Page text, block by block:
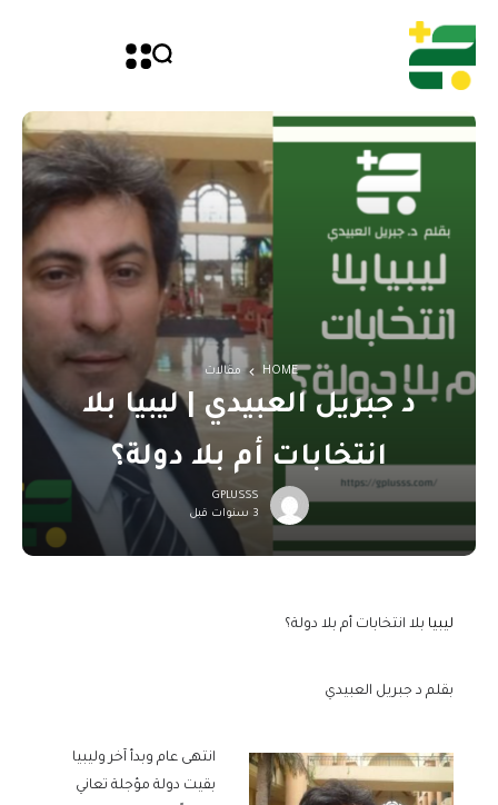
HOME مقالات
د جبريل العبيدي | ليبيا بلا
انتخابات أم بلا دولة؟
GPLUSSS
3 سنوات قبل
ليبيا بلا انتخابات أم بلا دولة؟
بقلم د جبريل العبيدي
انتهى عام وبدأ آخر وليبيا
بقيت دولة مؤجلة تعاني